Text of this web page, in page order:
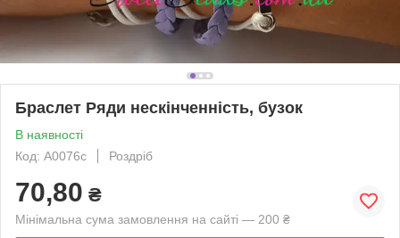
Браслет Ряди нескінченність, бузок
В наявності
Код: A0076c
Роздріб
70,80 ₴
Мінімальна сума замовлення на сайті — 200 ₴